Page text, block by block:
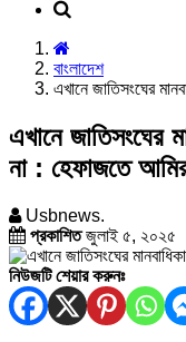
বাংলাদেশ
এখানে জাতিসংঘের
এখানে জাতিসংঘের
না : হেফাজতে
Usbnews.
প্রকাশিতজুলাই ৫, ২০২৫
নিউজটি শেয়ার করুনঃ